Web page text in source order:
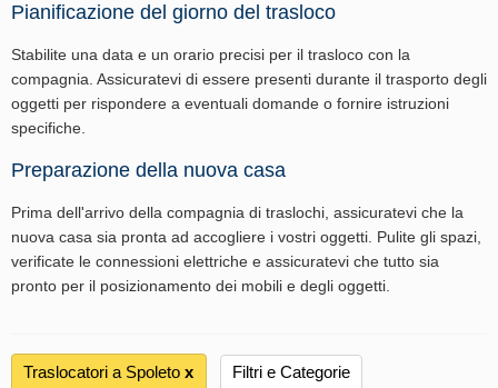
Pianificazione del giorno del trasloco
Stabilite una data e un orario precisi per il trasloco con la
compagnia. Assicuratevi di essere presenti durante il trasporto degli
oggetti per rispondere a eventuali domande o fornire istruzioni
specifiche.
Preparazione della nuova casa
Prima dell'arrivo della compagnia di traslochi, assicuratevi che la
nuova casa sia pronta ad accogliere i vostri oggetti. Pulite gli spazi,
verificate le connessioni elettriche e assicuratevi che tutto sia
pronto per il posizionamento dei mobili e degli oggetti.
Traslocatori a Spoleto х Filtri e Categorie